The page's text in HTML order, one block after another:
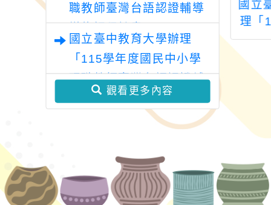
職教師臺灣台語認證輔導
國立臺中教育大學辦理
「115學年度國民中小學
現職教師臺灣台語認證輔
導增能課程計畫」
觀看更多內容
級中等學校辦
年度優質化
座技術研習-
制一燈」國中
業群科實作體
桃園市國民教育地方
輔導團藝術領域分團
辦理視覺藝術類跨校
學習社群工作坊《色
紙版畫創作與教學》
國立
理「
中小
教師
訓